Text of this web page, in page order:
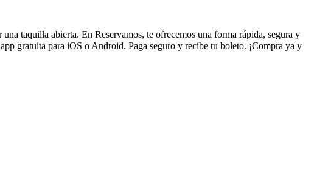
taquilla abierta. En Reservamos, te ofrecemos una forma rápida, segura y
gratuita para iOS o Android. Paga seguro y recibe tu boleto. ¡Compra ya y